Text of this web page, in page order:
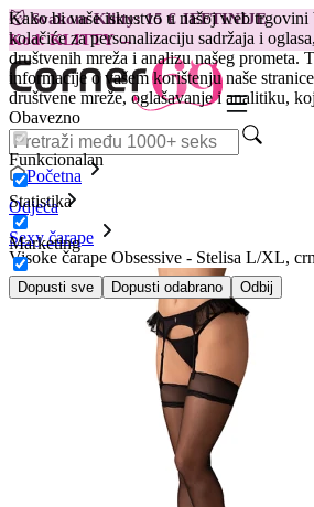
Kako bi vaše iskustvo u našoj web trgovini
kolačiće za personalizaciju sadržaja i
društvenih mreža i analizu našeg prometa.
informacije o vašem korištenju naše
društvene mreže, oglašavanje i analitiku,
Obavezno
Funkcionalan
Statistika
Marketing
Dopusti sve Dopusti odabrano Odbij
😽Svakom Klitty: 15 € JEFTINIJE
Kod: KLITTY →
Početna
Odjeća
Sexy čarape
Visoke čarape Obsessive - Stelisa L/XL,